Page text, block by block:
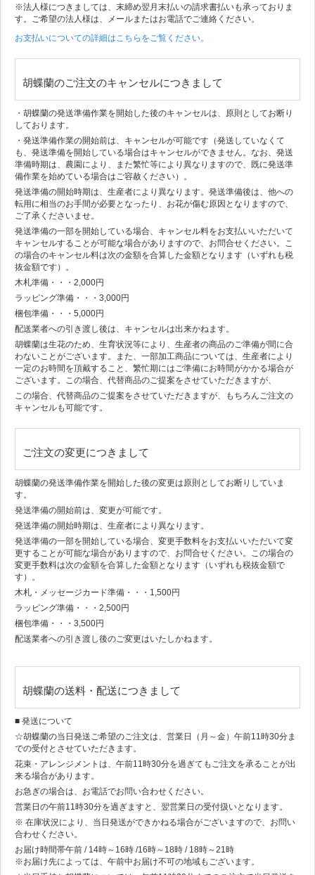
※法人様につきましては、末締め翌月末払いの請求書払いも承っておりま
す。ご希望の法人様は、メールまたはお電話でご連絡ください。
お支払いについての詳細はこちらをご覧ください。
胡蝶蘭のご注文のキャンセルにつきまして
・胡蝶蘭の発送準備作業を開始した後のキャンセルは、原則としてお断り
しております。
・発送準備作業の開始前は、キャンセルが可能です（発送していなくて
も、発送準備を開始している場合はキャンセルができません。なお、発送
準備時期は、農園により、また繁忙等により異なりますので、既に発送準
備作業を始めている場合はご容赦ください）。
発送準備の開始時期は、生産者により異なります。発送準備後は、他への
転用に相当のお手間が必要となったり、お花が傷む原因となりますので、
ご了承くださいませ。
発送準備の一部を開始している場合、キャンセル料をお支払いいただいて
キャンセルすることが可能な場合がありますので、お問合せください。こ
の場合のキャンセル料は次の金額を合算した金額となります（いずれも税
抜金額です）。
木札準備・・・2,000円
ラッピング準備・・・3,000円
梱包準備・・・5,000円
配送業者への引き渡し後は、キャンセルは出来かねます。
胡蝶蘭は生花のため、生育状況等により、生産者の商品のご準備が間に合
わないことがございます。また、一部加工商品については、生産者により
一定のお時間を頂戴すること、繁忙期にはご準備にお時間がかかる場合が
ございます。この場合、代替商品のご提案をさせていただきますが、
この場合、代替商品のご提案をさせていただきますが、もちろんご注文の
キャンセルも可能です。
ご注文の変更につきまして
胡蝶蘭の発送準備作業を開始した後の変更は原則としてお断りしていま
す。
発送準備の開始前は、変更が可能です。
発送準備の開始時期は、生産者により異なります。
発送準備の一部を開始している場合、変更手数料をお支払いいただいて変
更することが可能な場合がありますので、お問合せください。この場合の
変更手数料は次の金額を合算した金額となります（いずれも税抜金額で
す）。
木札・メッセージカード準備・・・1,500円
ラッピング準備・・・2,500円
梱包準備・・・3,500円
配送業者への引き渡し後のご変更はいたしかねます。
胡蝶蘭の送料・配送につきまして
■ 発送について
☆胡蝶蘭の当日発送ご希望のご注文は、営業日（月～金）午前11時30分ま
での受付とさせていただきます。
花束・アレンジメントは、午前11時30分を過ぎてもご注文を承ることが出
来る場合があります。
お急ぎの場合は、お電話でお問い合わせください。
営業日の午前11時30分を過ぎますと、翌営業日の受付扱いとなります。
※ 在庫状況により、当日発送ができかねる場合がございますので、お問い
合わせください。
お届け時間帯午前 / 14時～16時 /16時～18時 / 18時～21時
※お届け先によっては、午前中お届け不可の地域もございます。